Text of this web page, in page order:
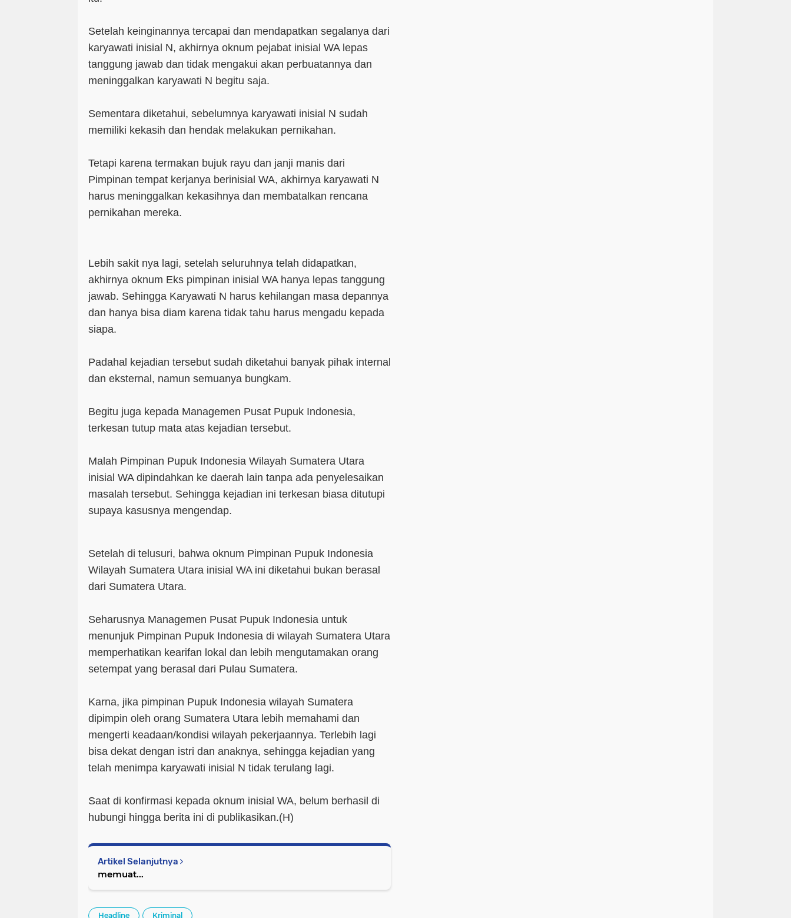
Setelah keinginannya tercapai dan mendapatkan segalanya dari
karyawati inisial N, akhirnya oknum pejabat inisial WA lepas
tanggung jawab dan tidak mengakui akan perbuatannya dan
meninggalkan karyawati N begitu saja.
Sementara diketahui, sebelumnya karyawati inisial N sudah
memiliki kekasih dan hendak melakukan pernikahan.
Tetapi karena termakan bujuk rayu dan janji manis dari
Pimpinan tempat kerjanya berinisial WA, akhirnya karyawati N
harus meninggalkan kekasihnya dan membatalkan rencana
pernikahan mereka.
Lebih sakit nya lagi, setelah seluruhnya telah didapatkan,
akhirnya oknum Eks pimpinan inisial WA hanya lepas tanggung
jawab. Sehingga Karyawati N harus kehilangan masa depannya
dan hanya bisa diam karena tidak tahu harus mengadu kepada
siapa.
Padahal kejadian tersebut sudah diketahui banyak pihak internal
dan eksternal, namun semuanya bungkam.
Begitu juga kepada Managemen Pusat Pupuk Indonesia,
terkesan tutup mata atas kejadian tersebut.
Malah Pimpinan Pupuk Indonesia Wilayah Sumatera Utara
inisial WA dipindahkan ke daerah lain tanpa ada penyelesaikan
masalah tersebut. Sehingga kejadian ini terkesan biasa ditutupi
supaya kasusnya mengendap.
Setelah di telusuri, bahwa oknum Pimpinan Pupuk Indonesia
Wilayah Sumatera Utara inisial WA ini diketahui bukan berasal
dari Sumatera Utara.
Seharusnya Managemen Pusat Pupuk Indonesia untuk
menunjuk Pimpinan Pupuk Indonesia di wilayah Sumatera Utara
memperhatikan kearifan lokal dan lebih mengutamakan orang
setempat yang berasal dari Pulau Sumatera.
Karna, jika pimpinan Pupuk Indonesia wilayah Sumatera
dipimpin oleh orang Sumatera Utara lebih memahami dan
mengerti keadaan/kondisi wilayah pekerjaannya. Terlebih lagi
bisa dekat dengan istri dan anaknya, sehingga kejadian yang
telah menimpa karyawati inisial N tidak terulang lagi.
Saat di konfirmasi kepada oknum inisial WA, belum berhasil di
hubungi hingga berita ini di publikasikan.(H)
Artikel Selanjutnya
memuat...
Headline Kriminal